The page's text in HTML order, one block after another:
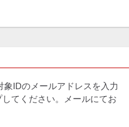
IDのメールアドレスを入力
てください。メールにてお